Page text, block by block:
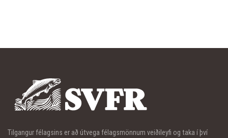
Tilgangur félagsins er að útvega félagsmönnum veiðileyfi og taka í því